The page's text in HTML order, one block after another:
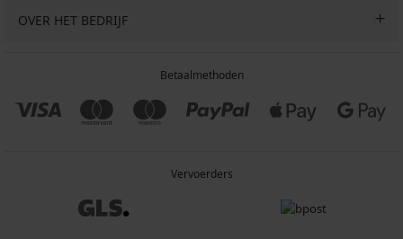
OVER HET BEDRIJF
Betaalmethoden
Vervoerders